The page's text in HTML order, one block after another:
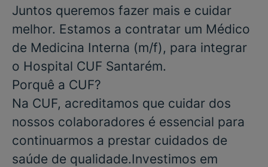
Juntos queremos fazer mais e cuidar
melhor. Estamos a contratar um Médico
de Medicina Interna (m/f), para integrar
o Hospital CUF Santarém.
Porquê a CUF?
Na CUF, acreditamos que cuidar dos
nossos colaboradores é essencial para
continuarmos a prestar cuidados de
saúde de qualidade.Investimos em